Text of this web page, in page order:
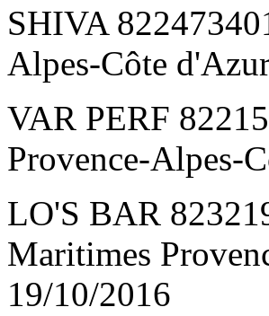
SHIVA
Alpes-Côte
VAR PERF
Provence-Alpes-
LO'S BAR
Maritimes
19/10/2016